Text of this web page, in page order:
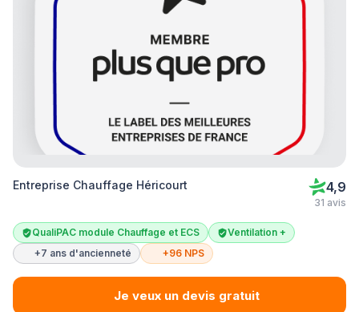
Entreprise Chauffage Héricourt 4,9
31 avis
QualiPAC module Chauffage et ECS
Ventilation +
+7 ans d'ancienneté
+96 NPS
Je veux un devis gratuit